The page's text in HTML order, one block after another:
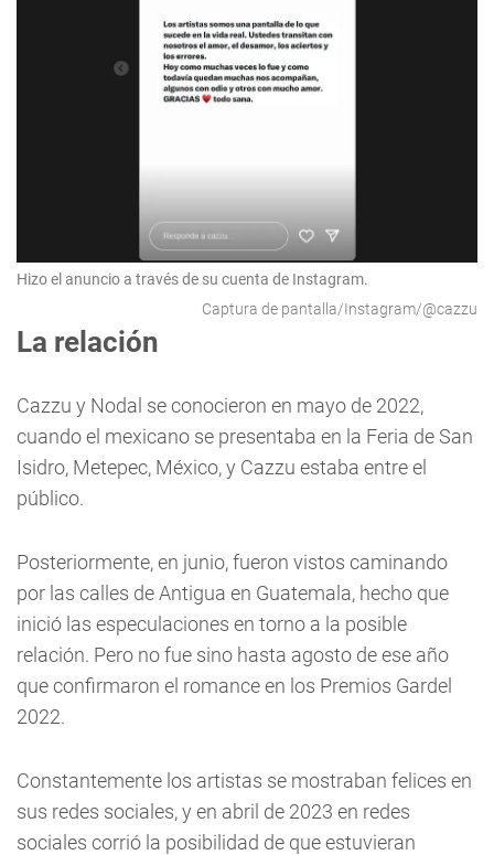
Hizo el anuncio a través de su cuenta de Instagram.
Captura de pantalla/Instagram/@cazzu
La relación
Cazzu y Nodal se conocieron en mayo de 2022,
cuando el mexicano se presentaba en la Feria de San
Isidro, Metepec, México, y Cazzu estaba entre el
público.
Posteriormente, en junio, fueron vistos caminando
por las calles de Antigua en Guatemala, hecho que
inició las especulaciones en torno a la posible
relación. Pero no fue sino hasta agosto de ese año
que confirmaron el romance en los Premios Gardel
2022.
Constantemente los artistas se mostraban felices en
sus redes sociales, y en abril de 2023 en redes
sociales corrió la posibilidad de que estuvieran